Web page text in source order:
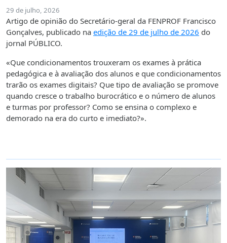
29 de julho, 2026
Artigo de opinião do Secretário-geral da FENPROF Francisco
Gonçalves, publicado na edição de 29 de julho de 2026 do
jornal PÚBLICO.
«Que condicionamentos trouxeram os exames à prática
pedagógica e à avaliação dos alunos e que condicionamentos
trarão os exames digitais? Que tipo de avaliação se promove
quando cresce o trabalho burocrático e o número de alunos
e turmas por professor? Como se ensina o complexo e
demorado na era do curto e imediato?».